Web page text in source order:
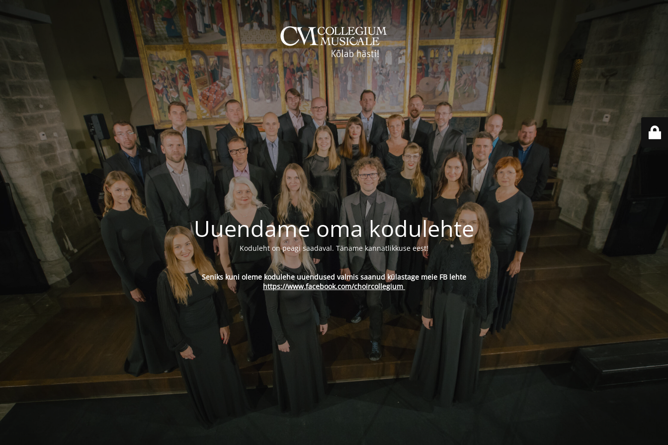
Uuendame oma kodulehte
Koduleht on peagi saadaval. Täname kannatlikkuse eest!
Seniks kuni oleme kodulehe uuendused valmis saanud külastage meie FB lehte
https://www.facebook.com/choircollegium